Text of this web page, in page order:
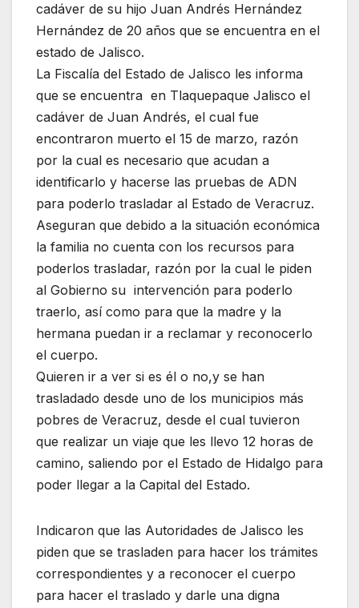
cadáver de su hijo Juan Andrés Hernández
Hernández de 20 años que se encuentra en el
estado de Jalisco.
La Fiscalía del Estado de Jalisco les informa
que se encuentra en Tlaquepaque Jalisco el
cadáver de Juan Andrés, el cual fue
encontraron muerto el 15 de marzo, razón
por la cual es necesario que acudan a
identificarlo y hacerse las pruebas de ADN
para poderlo trasladar al Estado de Veracruz.
Aseguran que debido a la situación económica
la familia no cuenta con los recursos para
poderlos trasladar, razón por la cual le piden
al Gobierno su intervención para poderlo
traerlo, así como para que la madre y la
hermana puedan ir a reclamar y reconocerlo
el cuerpo.
Quieren ir a ver si es él o no,y se han
trasladado desde uno de los municipios más
pobres de Veracruz, desde el cual tuvieron
que realizar un viaje que les llevo 12 horas de
camino, saliendo por el Estado de Hidalgo para
poder llegar a la Capital del Estado.
Indicaron que las Autoridades de Jalisco les
piden que se trasladen para hacer los trámites
correspondientes y a reconocer el cuerpo
para hacer el traslado y darle una digna